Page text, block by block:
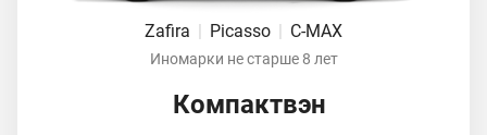
Zafira | Picasso | C-MAX
Иномарки не старше 8 лет
Компактвэн